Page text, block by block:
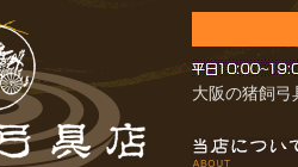
大阪の猪飼弓